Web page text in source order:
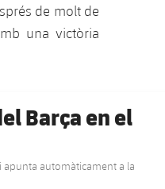
de molt de
una victòria
Barça en el
apunta automàticament a la